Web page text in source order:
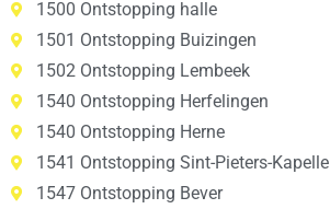
1500 Ontstopping halle
1501 Ontstopping Buizingen
1502 Ontstopping Lembeek
1540 Ontstopping Herfelingen
1540 Ontstopping Herne
1541 Ontstopping Sint-Pieters-Kapelle
1547 Ontstopping Bever